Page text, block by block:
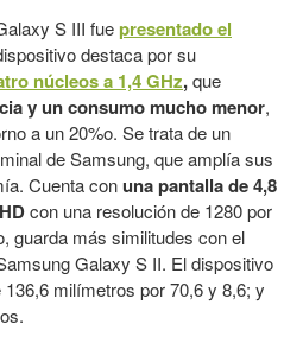
S III fuepresentado el
destaca por su
núcleos a 1,4 GHz,que
y un consumo mucho menor,
a un 20%o. Se trata de un
de Samsung, que amplía sus
Cuenta conuna pantalla de 4,8
con una resolución de 1280 por
guarda más similitudes con el
Galaxy S II. El dispositivo
milímetros por 70,6 y 8,6; y